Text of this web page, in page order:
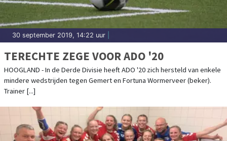
30 september 2019, 14:22 uur
TERECHTE ZEGE VOOR ADO '20
HOOGLAND - In de Derde Divisie heeft ADO '20 zich hersteld van enkele
mindere wedstrijden tegen Gemert en Fortuna Wormerveer (beker).
Trainer [...]